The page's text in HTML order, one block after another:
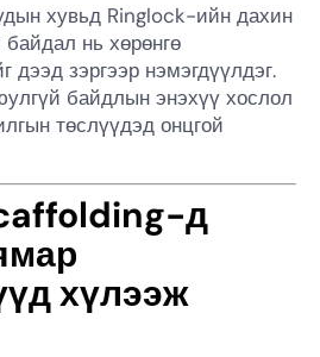
хувьд Ringlock-ийн дахин
нь хөрөнгө
дээд зэргээр нэмэгдүүлдэг.
байдлын энэхүү хослол
төслүүдэд онцгой
д
хүлээж